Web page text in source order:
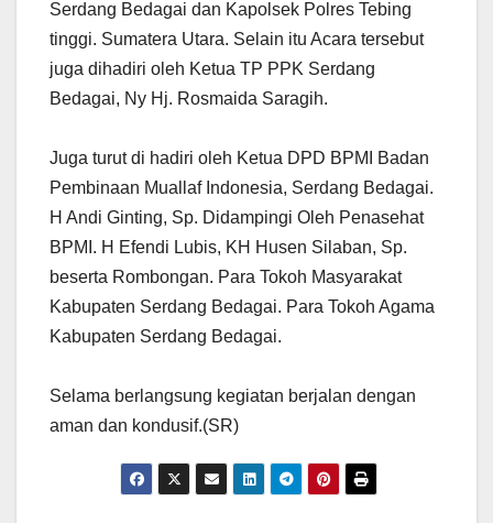
Serdang Bedagai dan Kapolsek Polres Tebing
tinggi. Sumatera Utara. Selain itu Acara tersebut
juga dihadiri oleh Ketua TP PPK Serdang
Bedagai, Ny Hj. Rosmaida Saragih.
Juga turut di hadiri oleh Ketua DPD BPMI Badan
Pembinaan Muallaf Indonesia, Serdang Bedagai.
H Andi Ginting, Sp. Didampingi Oleh Penasehat
BPMI. H Efendi Lubis, KH Husen Silaban, Sp.
beserta Rombongan. Para Tokoh Masyarakat
Kabupaten Serdang Bedagai. Para Tokoh Agama
Kabupaten Serdang Bedagai.
Selama berlangsung kegiatan berjalan dengan
aman dan kondusif.(SR)